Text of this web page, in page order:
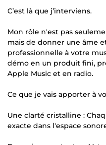
C’est là que j’interviens.
Mon rôle n'est pas
mais de donner une âme
professionnelle à votre
démo en un produit fini,
Apple Music et en radio.
Ce que je vais apporter à
Une clarté cristalline :
exacte dans l'espace